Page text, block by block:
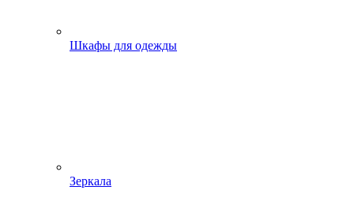
Шкафы для одежды
Зеркала